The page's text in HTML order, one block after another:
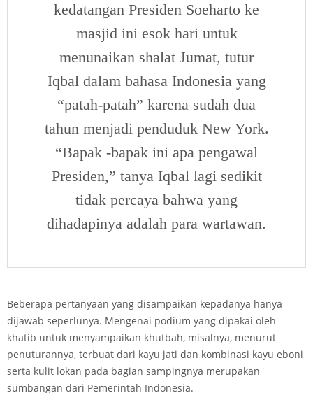
kedatangan Presiden Soeharto ke
masjid ini esok hari untuk
menunaikan shalat Jumat, tutur
Iqbal dalam bahasa Indonesia yang
“patah-patah” karena sudah dua
tahun menjadi penduduk New York.
“Bapak -bapak ini apa pengawal
Presiden,” tanya Iqbal lagi sedikit
tidak percaya bahwa yang
dihadapinya adalah para wartawan.
Beberapa pertanyaan yang disampaikan kepadanya hanya
dijawab seperlunya. Mengenai podium yang dipakai oleh
khatib untuk menyampaikan khutbah, misalnya, menurut
penuturannya, terbuat dari kayu jati dan kombinasi kayu eboni
serta kulit lokan pada bagian sampingnya merupakan
sumbangan dari Pemerintah Indonesia.